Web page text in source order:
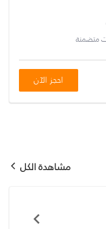
متضمنة
احجز الآن
مشاهدة الكل